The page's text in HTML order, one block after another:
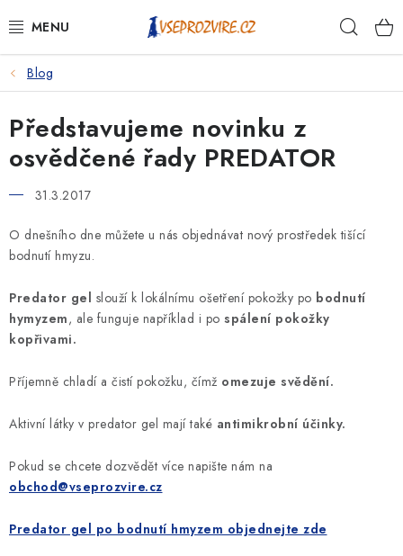
na
PSI
KOČKY
KONĚ
PRO CHOVATELE
NA NEMOCI
Podmínky ochrany osobních údajů
Blog
Představujeme novinku z
osvědčené řady PREDATOR
31.3.2017
O dnešního dne můžete u nás objednávat nový prostředek tišící
bodnutí hmyzu.
Predator gel slouží k lokálnímu ošetření pokožky po bodnutí
hymyzem, ale funguje například i po spálení pokožky
kopřivami.
Příjemně chladí a čistí pokožku, čímž omezuje svědění.
Aktivní látky v predator gel mají také antimikrobní účinky.
Pokud se chcete dozvědět více napište nám na
obchod@vseprozvire.cz
Predator gel po bodnutí hmyzem objednejte zde